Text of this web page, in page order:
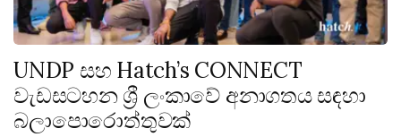
UNDP සහ Hatch’s CONNECT
වැඩසටහන ශ්‍රී ලංකාවේ අනාගතය සඳහා
බලාපොරොත්තුවක්